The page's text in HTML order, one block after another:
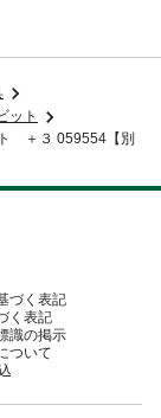
ット
＋３ 059554【別
づく表記
く表記
識の掲示
ついて